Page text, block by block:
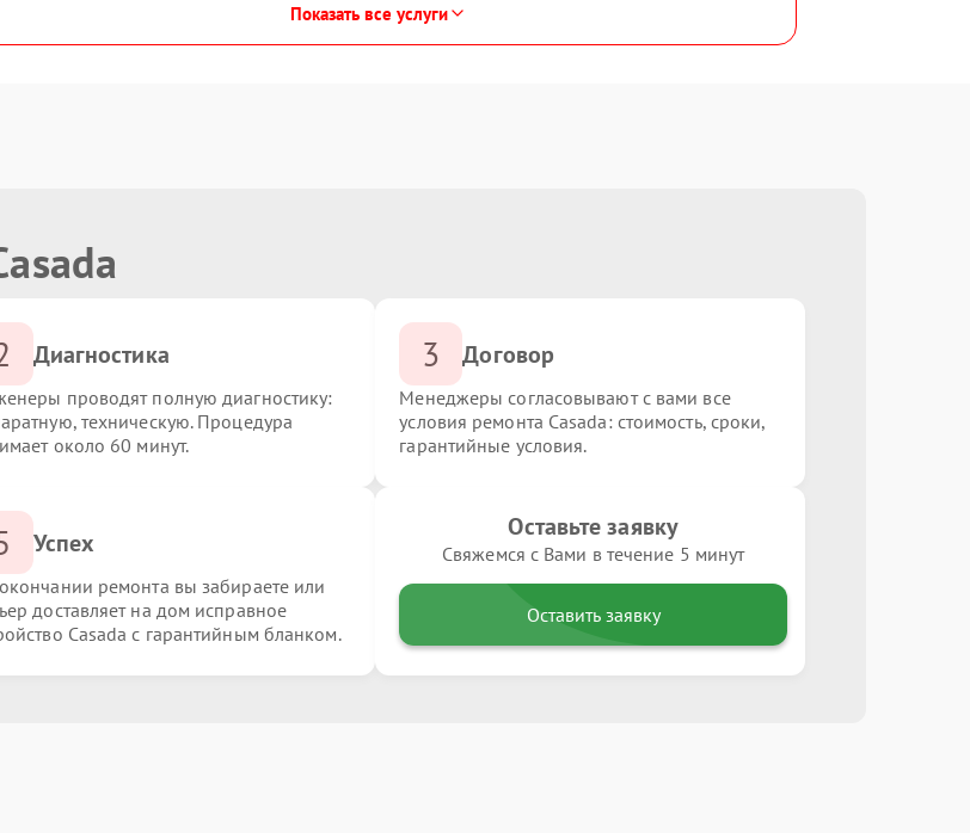
Показать все услуги
Диагностика
проводят полную диагностику:
техническую. Процедура
около 60 минут.
3 Договор
Менеджеры согласовывают с вами все
условия ремонта Casada: стоимость, сроки,
гарантийные условия.
Успех
ремонта вы забираете или
доставляет на дом исправное
Casada с гарантийным бланком.
Оставьте заявку
Свяжемся с Вами в течение 5 минут
Оставить заявку